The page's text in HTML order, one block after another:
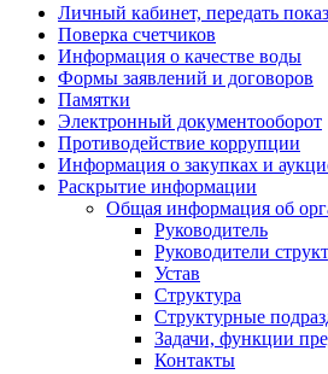
Личный кабинет, передать
Поверка счетчиков
Информация о качестве воды
Формы заявлений и договоров
Памятки
Электронный документооборот
Противодействие коррупции
Информация о закупках и
Раскрытие информации
Общая информация об
Руководитель
Руководители
Устав
Структура
Структурные
Задачи, функции
Контакты